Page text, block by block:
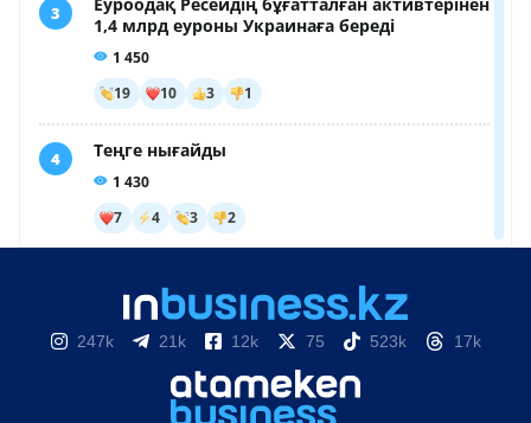
247k 21k 12k 75 523k 17k